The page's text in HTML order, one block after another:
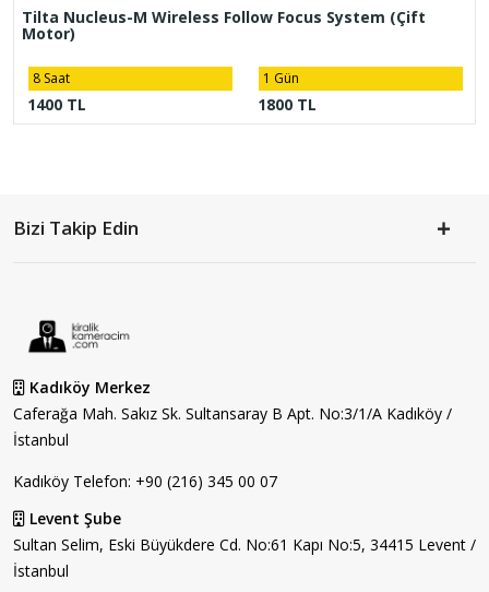
Tilta Nucleus-M Wireless Follow Focus System (Çift
Motor)
8 Saat
1400 TL
1 Gün
1800 TL
Bizi Takip Edin
Kadıköy Merkez
Caferağa Mah. Sakız Sk. Sultansaray B Apt. No:3/1/A Kadıköy /
İstanbul
Kadıköy Telefon: +90 (216) 345 00 07
Levent Şube
Sultan Selim, Eski Büyükdere Cd. No:61 Kapı No:5, 34415 Levent /
İstanbul